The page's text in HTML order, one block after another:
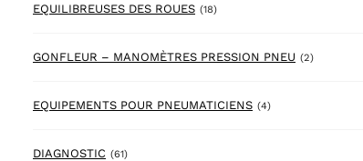
EQUILIBREUSES DES ROUES (18)18 products
GONFLEUR – MANOMÈTRES PRESSION PNEU (2)2 products
EQUIPEMENTS POUR PNEUMATICIENS (4)4 products
DIAGNOSTIC (61)61 products